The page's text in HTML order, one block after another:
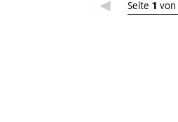
Seite 1 von
Seite 1